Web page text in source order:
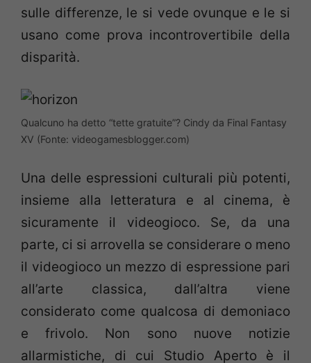
sulle differenze, le si vede ovunque e le si
usano come prova incontrovertibile della
disparità.
Qualcuno ha detto “tette gratuite”? Cindy da Final Fantasy
XV (Fonte: videogamesblogger.com)
Una delle espressioni culturali più potenti,
insieme alla letteratura e al cinema, è
sicuramente il videogioco. Se, da una
parte, ci si arrovella se considerare o meno
il videogioco un mezzo di espressione pari
all’arte classica, dall’altra viene
considerato come qualcosa di demoniaco
e frivolo. Non sono nuove notizie
allarmistiche, di cui Studio Aperto è il